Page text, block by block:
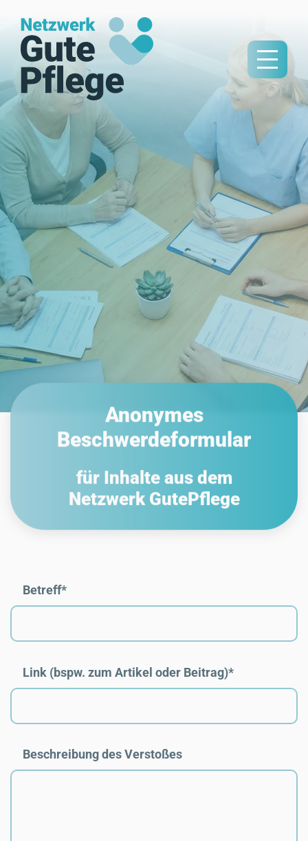
Anonymes
Beschwerdeformular
für Inhalte aus dem
Netzwerk GutePflege
Betreff*
Link (bspw. zum Artikel oder Beitrag)*
Beschreibung des Verstoßes